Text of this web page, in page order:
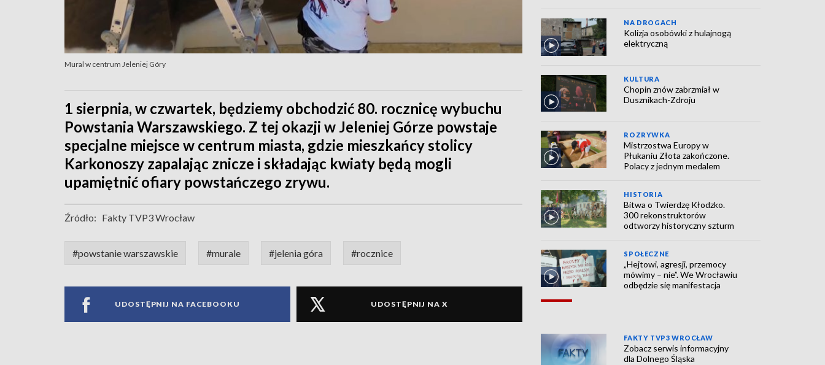
Mural w centrum Jeleniej Góry
1 sierpnia, w czwartek, będziemy obchodzić 80. rocznicę wybuchu
Powstania Warszawskiego. Z tej okazji w Jeleniej Górze powstaje
specjalne miejsce w centrum miasta, gdzie mieszkańcy stolicy
Karkonoszy zapalając znicze i składając kwiaty będą mogli
upamiętnić ofiary powstańczego zrywu.
Źródło: Fakty TVP3 Wrocław
#powstanie warszawskie #murale #jelenia góra #rocznice
UDOSTĘPNIJ NA FACEBOOKU UDOSTĘPNIJ NA X
NA DROGACH
Kolizja osobówki z hulajnogą
elektryczną
KULTURA
Chopin znów zabrzmiał w
Dusznikach-Zdroju
ROZRYWKA
Mistrzostwa Europy w
Płukaniu Złota zakończone.
Polacy z jednym medalem
HISTORIA
Bitwa o Twierdzę Kłodzko.
300 rekonstruktorów
odtworzy historyczny szturm
SPOŁECZNE
„Hejtowi, agresji, przemocy
mówimy – nie”. We Wrocławiu
odbędzie się manifestacja
FAKTY TVP3 WROCŁAW
Zobacz serwis informacyjny
dla Dolnego Śląska